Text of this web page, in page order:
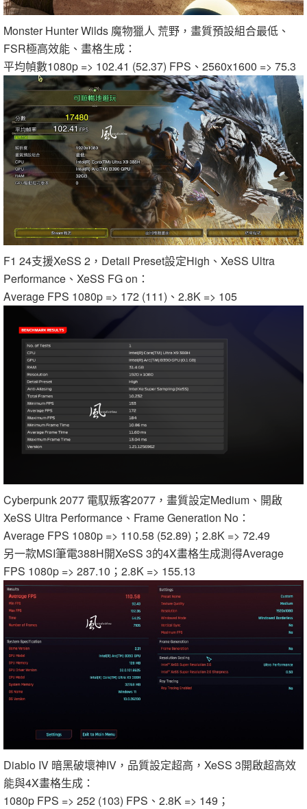
Monster Hunter Wilds 魔物獵人 荒野，畫質預設組合最低、
FSR極高效能、畫格生成：
平均幀數1080p => 102.41 (52.37) FPS、2560x1600 => 75.3
F1 24支援XeSS 2，Detail Preset設定High、XeSS Ultra
Performance、XeSS FG on：
Average FPS 1080p => 172 (111)、2.8K => 105
Cyberpunk 2077 電馭叛客2077，畫質設定Medium、開啟
XeSS Ultra Performance、Frame Generation No：
Average FPS 1080p => 110.58 (52.89)；2.8K => 72.49
另一款MSI筆電388H開XeSS 3的4X畫格生成測得Average
FPS 1080p => 287.10；2.8K => 155.13
Diablo IV 暗黑破壞神IV，品質設定超高，XeSS 3開啟超高效
能與4X畫格生成：
1080p FPS => 252 (103) FPS、2.8K => 149；